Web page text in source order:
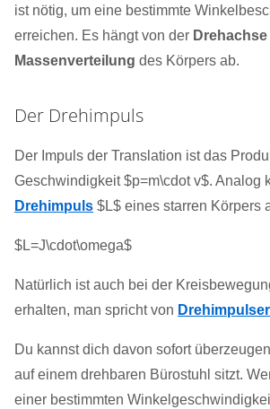
ist nötig, um eine bestimmte
erreichen. Es hängt von der Drehachse
Massenverteilung des Körpers ab.
Der Drehimpuls
Der Impuls der Translation ist das
Geschwindigkeit $p=m\cdot v$. Analog
Drehimpuls $L$ eines starren Körpers
$L=J\cdot\omega$
Natürlich ist auch bei der
erhalten, man spricht von
Du kannst dich davon sofort
auf einem drehbaren Bürostuhl sitzt.
einer bestimmten